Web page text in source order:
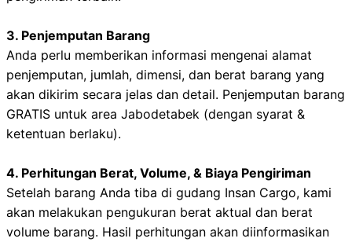
3. Penjemputan Barang
Anda perlu memberikan informasi mengenai alamat
penjemputan, jumlah, dimensi, dan berat barang yang
akan dikirim secara jelas dan detail. Penjemputan barang
GRATIS untuk area Jabodetabek (dengan syarat &
ketentuan berlaku).
4. Perhitungan Berat, Volume, & Biaya Pengiriman
Setelah barang Anda tiba di gudang Insan Cargo, kami
akan melakukan pengukuran berat aktual dan berat
volume barang. Hasil perhitungan akan diinformasikan